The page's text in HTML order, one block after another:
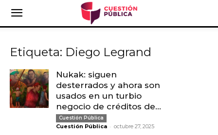
Etiqueta: Diego Legrand
Nukak: siguen
desterrados y ahora son
usados en un turbio
negocio de créditos de...
Cuestión Pública
Cuestión Pública - octubre 27, 2025